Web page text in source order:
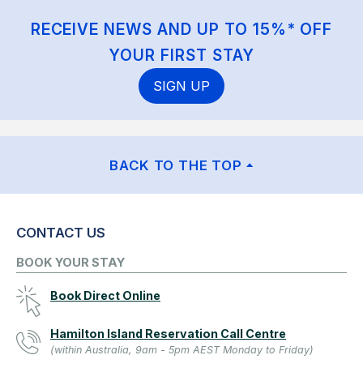
RECEIVE NEWS AND UP TO 15%* OFF
YOUR FIRST STAY
SIGN UP
BACK TO THE TOP
CONTACT US
BOOK YOUR STAY
Book Direct Online
Hamilton Island Reservation Call Centre
(within Australia, 9am - 5pm AEST Monday to Friday)